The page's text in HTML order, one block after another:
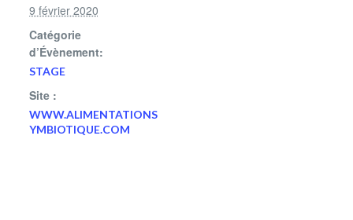
9 février 2020
Catégorie
d’Évènement:
STAGE
Site :
WWW.ALIMENTATIONS
YMBIOTIQUE.COM